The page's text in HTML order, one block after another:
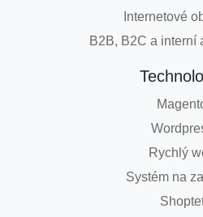
Internetové
B2B, B2C a interní
Rychlý
Systém na